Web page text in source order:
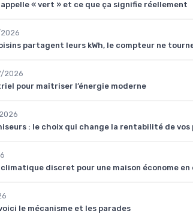
« vert » et ce que ça signifie réellement
partagent leurs kWh, le compteur ne
2026
pour maîtriser l’énergie moderne
: le choix qui change la rentabilité de vos
discret pour une maison économe en
le mécanisme et les parades